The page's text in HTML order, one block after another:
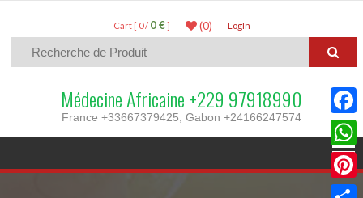
Cart [ 0 / 0 €] (0) LogIn
Médecine Africaine +229 97918990
France +33667379425; Gabon +24166247574